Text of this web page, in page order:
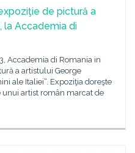
de pictură a
la Accademia di
Accademia di Romania in
a artistului George
ale Italiei“. Expoziţia doreşte
artist român marcat de